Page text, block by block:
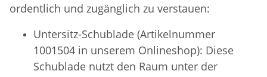
ordentlich und zugänglich zu verstauen:
Untersitz-Schublade (Artikelnummer
1001504 in unserem Onlineshop): Diese
Schublade nutzt den Raum unter der